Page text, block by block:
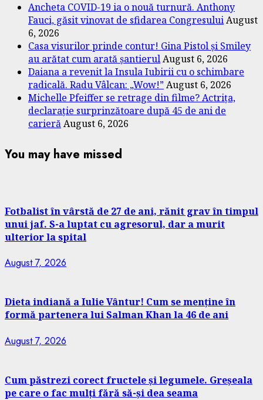
Ancheta COVID-19 ia o nouă turnură. Anthony
Fauci, găsit vinovat de sfidarea CongresuluiAugust
6, 2026
Casa visurilor prinde contur! Gina Pistol și Smiley
au arătat cum arată șantierulAugust 6, 2026
Daiana a revenit la Insula Iubirii cu o schimbare
radicală. Radu Vâlcan: „Wow!”August 6, 2026
Michelle Pfeiffer se retrage din filme? Actrița,
declarație surprinzătoare după 45 de ani de
carierăAugust 6, 2026
You may have missed
Fotbalist în vârstă de 27 de ani, rănit grav în timpul
unui jaf. S-a luptat cu agresorul, dar a murit
ulterior la spital
August 7, 2026
Dieta indiană a Iulie Vântur! Cum se menține în
formă partenera lui Salman Khan la 46 de ani
August 7, 2026
Cum păstrezi corect fructele și legumele. Greșeala
pe care o fac mulți fără să-și dea seama